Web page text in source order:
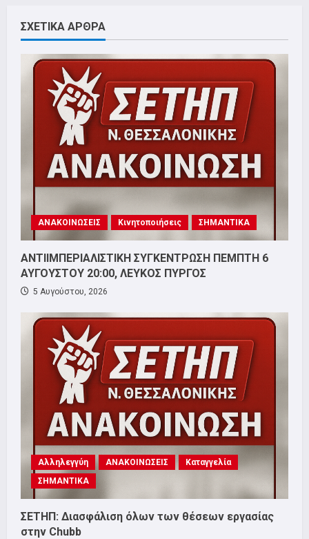
ΣΧΕΤΙΚΑ ΑΡΘΡΑ
ΑΝΑΚΟΙΝΩΣΕΙΣ Κινητοποιήσεις ΣΗΜΑΝΤΙΚΑ
ΑΝΤΙΙΜΠΕΡΙΑΛΙΣΤΙΚΗ ΣΥΓΚΕΝΤΡΩΣΗ ΠΕΜΠΤΗ 6
ΑΥΓΟΥΣΤΟΥ 20:00, ΛΕΥΚΟΣ ΠΥΡΓΟΣ
5 Αυγούστου, 2026
Αλληλεγγύη ΑΝΑΚΟΙΝΩΣΕΙΣ
Καταγγελία
ΣΗΜΑΝΤΙΚΑ
ΣΕΤΗΠ: Διασφάλιση όλων των θέσεων εργασίας
στην Chubb